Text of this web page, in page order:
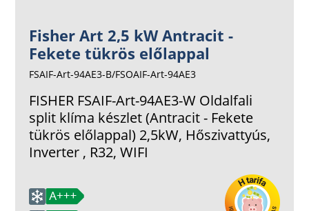
Fisher Art 2,5 kW Antracit -
Fekete tükrös előlappal
FSAIF-Art-94AE3-B/FSOAIF-Art-94AE3
FISHER FSAIF-Art-94AE3-W Oldalfali
split klíma készlet (Antracit - Fekete
tükrös előlappal) 2,5kW, Hőszivattyús,
Inverter , R32, WIFI